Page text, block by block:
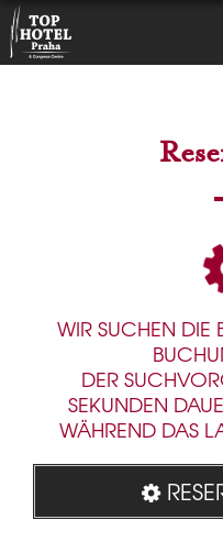
WIR SUCHEN DIE
DER
SEKUNDEN
WÄHREND DAS